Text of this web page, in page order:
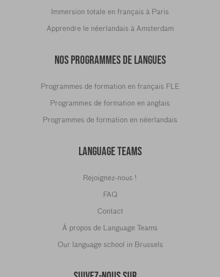
Immersion totale en français à Paris
Apprendre le néerlandais à Amsterdam
NOS PROGRAMMES DE LANGUES
Programmes de formation en français FLE
Programmes de formation en anglais
Programmes de formation en néerlandais
LANGUAGE TEAMS
Rejoignez-nous !
FAQ
Contact
À propos de Language Teams
Our language school in Brussels